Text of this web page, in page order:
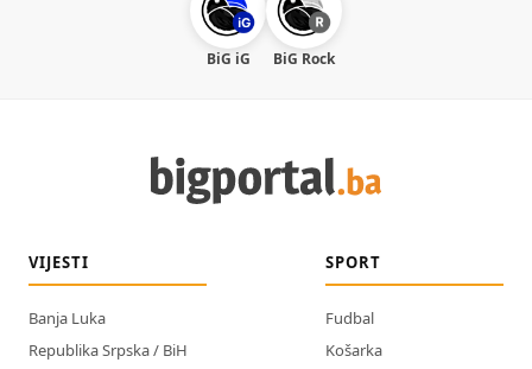
BiG iG BiG Rock
VIJESTI
Banja Luka
Republika Srpska / BiH
SPORT
Fudbal
Košarka